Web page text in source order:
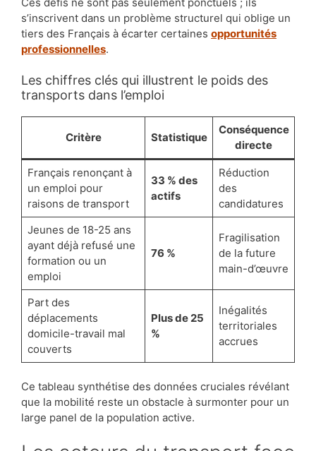
s’inscrivent dans un problème structurel qui oblige un
tiers des Français à écarter certaines opportunités
professionnelles.
Les chiffres clés qui illustrent le poids des
transports dans l’emploi
Critère Statistique
Conséquence
directe
Français renonçant à
un emploi pour
raisons de transport
33 % des
actifs
Réduction
des
candidatures
Jeunes de 18-25 ans
ayant déjà refusé une
formation ou un
emploi
76 %
Fragilisation
de la future
main-d’œuvre
Part des
déplacements
domicile-travail mal
couverts
Plus de 25
%
Inégalités
territoriales
accrues
Ce tableau synthétise des données cruciales révélant
que la mobilité reste un obstacle à surmonter pour un
large panel de la population active.